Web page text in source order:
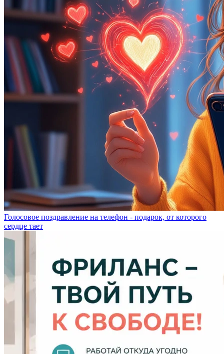
Голосовое поздравление на телефон - подарок, от которого
сердце тает